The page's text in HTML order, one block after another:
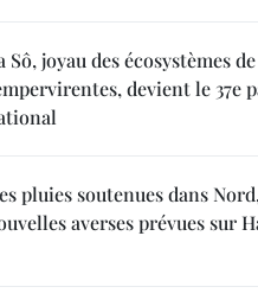
Sô, joyau des écosystèmes
devient le 37e
pluies soutenues dans
averses prévues sur